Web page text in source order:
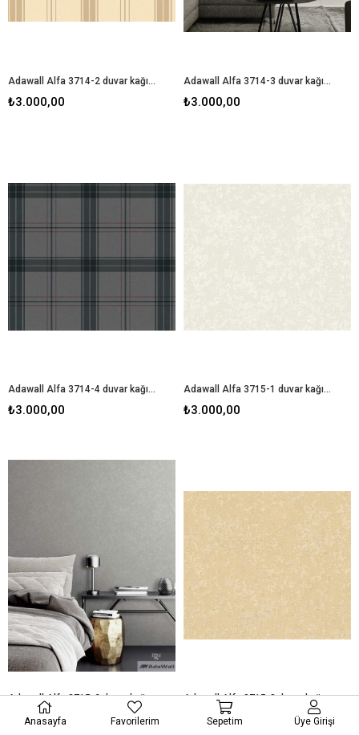
Adawall Alfa 3714-2 duvar kağıdı
₺3.000,00
Adawall Alfa 3714-3 duvar kağıdı
₺3.000,00
Adawall Alfa 3714-4 duvar kağıdı
₺3.000,00
Adawall Alfa 3715-1 duvar kağıdı
₺3.000,00
Adawall Alfa 3715-2 duvar kağıdı
₺3.000,00
Adawall Alfa 3715-3 duvar kağıdı
₺3.000,00
Anasayfa Favorilerim Sepetim Üye Girişi